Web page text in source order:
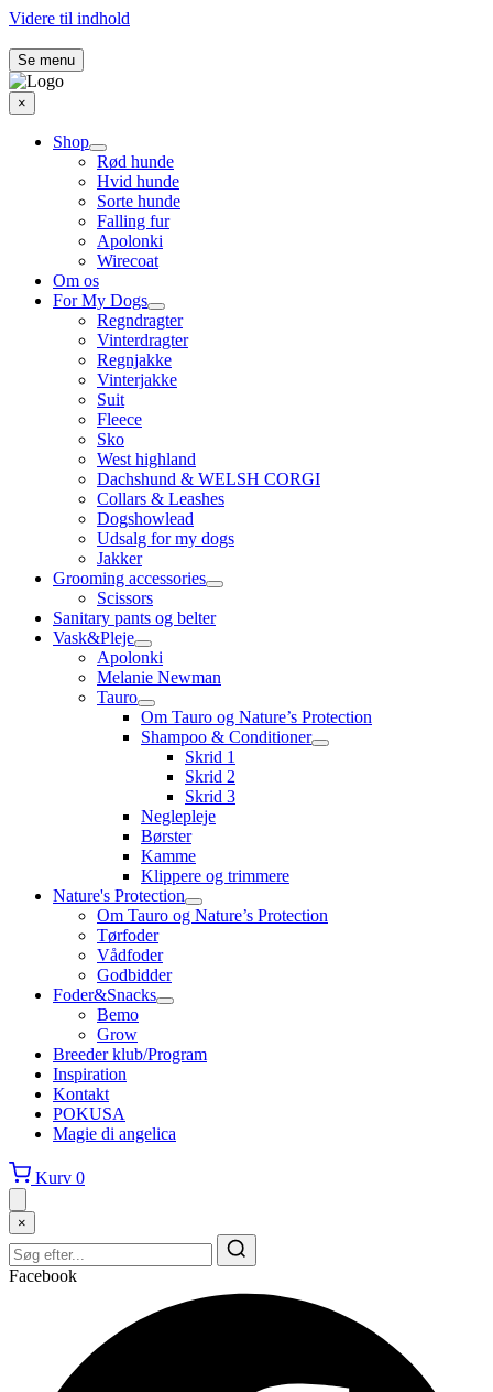
Videre til indhold
Se menu
×
Shop
Rød hunde
Hvid hunde
Sorte hunde
Falling fur
Apolonki
Wirecoat
Om os
For My Dogs
Regndragter
Vinterdragter
Regnjakke
Vinterjakke
Suit
Fleece
Sko
West highland
Dachshund & WELSH CORGI
Collars & Leashes
Dogshowlead
Udsalg for my dogs
Jakker
Grooming accessories
Scissors
Sanitary pants og belter
Vask&Pleje
Apolonki
Melanie Newman
Tauro
Om Tauro og Nature’s Protection
Shampoo & Conditioner
Skrid 1
Skrid 2
Skrid 3
Neglepleje
Børster
Kamme
Klippere og trimmere
Nature's Protection
Om Tauro og Nature’s Protection
Tørfoder
Vådfoder
Godbidder
Foder&Snacks
Bemo
Grow
Breeder klub/Program
Inspiration
Kontakt
POKUSA
Magie di angelica
Kurv 0
×
Facebook